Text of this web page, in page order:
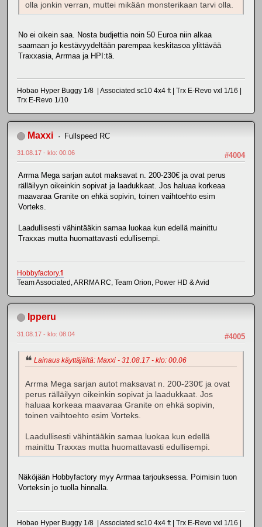
olla jonkin verran, muttei mikään monsterikaan tarvi olla.
No ei oikein saa. Nosta budjettia noin 50 Euroa niin alkaa
saamaan jo kestävyydeltään parempaa keskitasoa ylittävää
Traxxasia, Arrmaa ja HPI:tä.
Hobao Hyper Buggy 1/8 | Associated sc10 4x4 ft | Trx E-Revo vxl 1/16 |
Trx E-Revo 1/10
Maxxi Fullspeed RC
#4004
31.08.17 - klo: 00.06
Arrma Mega sarjan autot maksavat n. 200-230€ ja ovat perus
rälläilyyn oikeinkin sopivat ja laadukkaat. Jos haluaa korkeaa
maavaraa Granite on ehkä sopivin, toinen vaihtoehto esim
Vorteks.
Laadullisesti vähintääkin samaa luokaa kun edellä mainittu
Traxxas mutta huomattavasti edullisempi.
Hobbyfactory.fi
Team Associated, ARRMA RC, Team Orion, Power HD & Avid
Ipperu
#4005
31.08.17 - klo: 08.04
Lainaus käyttäjältä: Maxxi - 31.08.17 - klo: 00.06
Arrma Mega sarjan autot maksavat n. 200-230€ ja ovat
perus rälläilyyn oikeinkin sopivat ja laadukkaat. Jos
haluaa korkeaa maavaraa Granite on ehkä sopivin,
toinen vaihtoehto esim Vorteks.
Laadullisesti vähintääkin samaa luokaa kun edellä
mainittu Traxxas mutta huomattavasti edullisempi.
Näköjään Hobbyfactory myy Arrmaa tarjouksessa. Poimisin tuon
Vorteksin jo tuolla hinnalla.
Hobao Hyper Buggy 1/8 | Associated sc10 4x4 ft | Trx E-Revo vxl 1/16 |